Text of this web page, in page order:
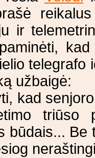
ir
telegrafo
užbaigė:
kad
triūso
būdais...